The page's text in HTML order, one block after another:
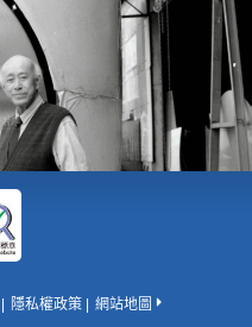
隱私權政策 網站地圖